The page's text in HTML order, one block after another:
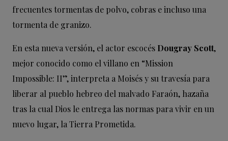
frecuentes tormentas de polvo, cobras e incluso una
tormenta de granizo.
En esta nueva versión, el actor escocés Dougray Scott,
mejor conocido como el villano en “Mission
Impossible: II”, interpreta a Moisés y su travesía para
liberar al pueblo hebreo del malvado Faraón, hazaña
tras la cual Dios le entrega las normas para vivir en un
nuevo lugar, la Tierra Prometida.